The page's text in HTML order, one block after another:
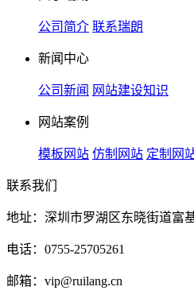
公司简介 联系瑞朗
新闻中心
公司新闻 网站建设知识
网站案例
模板网站 仿制网站 定制网
联系我们
地址：深圳市罗湖区东晓街道富
电话：0755-25705261
邮箱：vip@ruilang.cn